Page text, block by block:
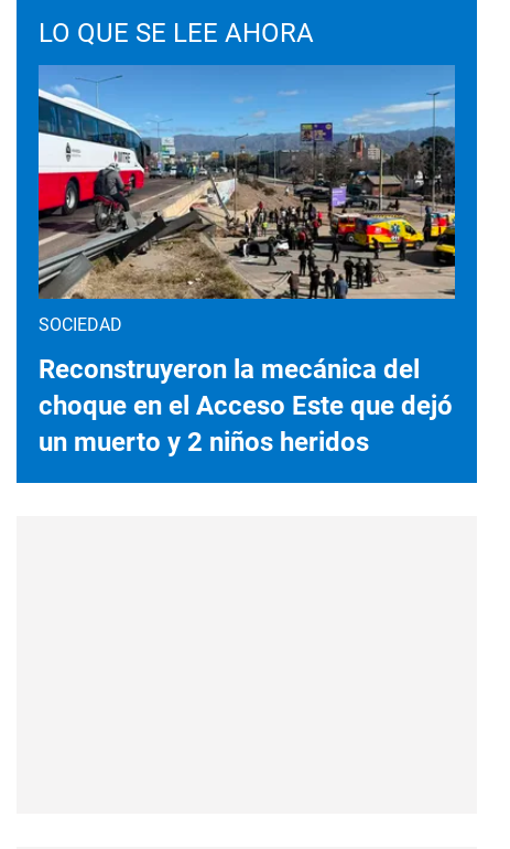
LO QUE SE LEE AHORA
SOCIEDAD
Reconstruyeron la mecánica del
choque en el Acceso Este que dejó
un muerto y 2 niños heridos